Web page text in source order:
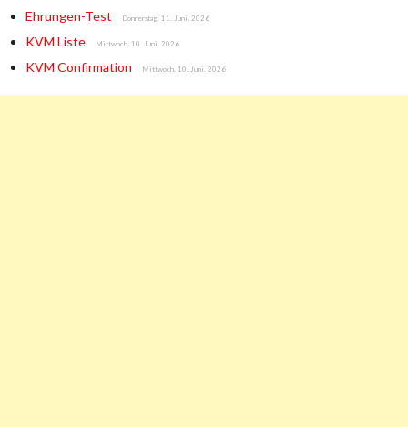
Ehrungen-Test Donnerstag, 11. Juni. 2026
KVM Liste Mittwoch, 10. Juni. 2026
KVM Confirmation Mittwoch, 10. Juni. 2026